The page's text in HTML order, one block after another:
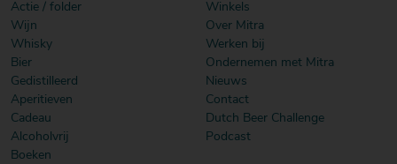
Actie / folder
Wijn
Whisky
Bier
Gedistilleerd
Aperitieven
Cadeau
Alcoholvrij
Boeken
Winkels
Over Mitra
Werken bij
Ondernemen met Mitra
Nieuws
Contact
Dutch Beer Challenge
Podcast